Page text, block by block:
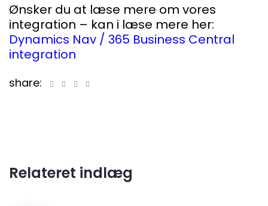
Ønsker du at læse mere om vores
integration – kan i læse mere her:
Dynamics Nav / 365 Business Central
integration
share:
Relateret indlæg